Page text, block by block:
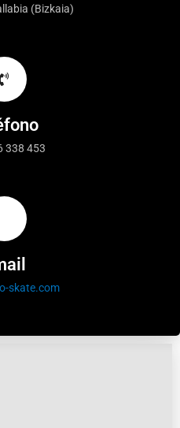
(Bizkaia)
338 453
skate.com